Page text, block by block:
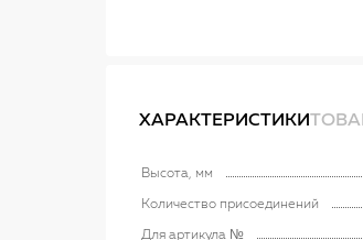
ХАРАКТЕРИСТИКИ
Высота, мм
Количество присоединений
Для артикула №